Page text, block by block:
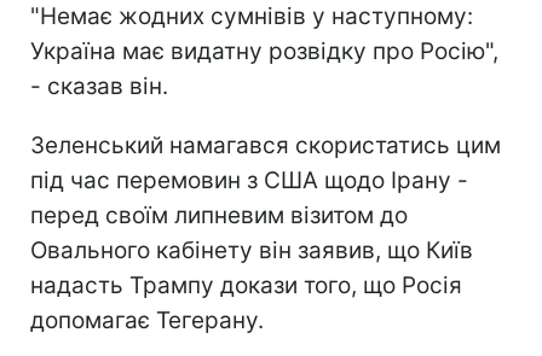
"Немає жодних сумнівів у наступному:
Україна має видатну розвідку про Росію",
- сказав він.
Зеленський намагався скористатись цим
під час перемовин з США щодо Ірану -
перед своїм липневим візитом до
Овального кабінету він заявив, що Київ
надасть Трампу докази того, що Росія
допомагає Тегерану.